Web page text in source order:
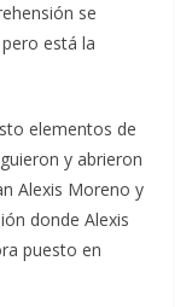
se
está la
elementos de
y abrieron
Alexis Moreno y
donde Alexis
puesto en